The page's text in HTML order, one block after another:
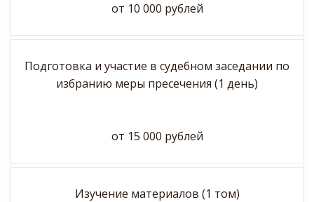
от 10 000 рублей
Подготовка и участие в судебном заседании по
избранию меры пресечения (1 день)
от 15 000 рублей
Изучение материалов (1 том)